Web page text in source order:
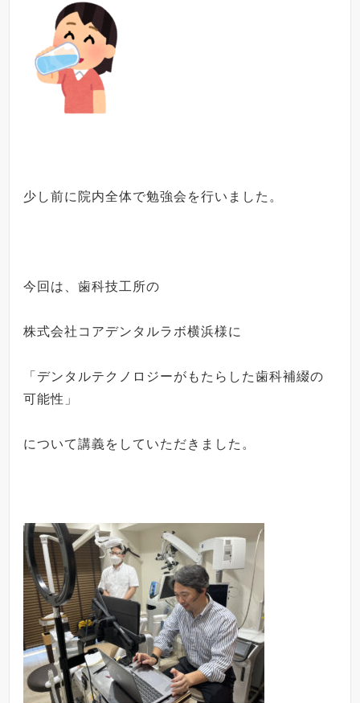
少し前に院内全体で勉強会を行いました。
今回は、歯科技工所の
株式会社コアデンタルラボ横浜様に
「デンタルテクノロジーがもたらした歯科補綴の
可能性」
について講義をしていただきました。